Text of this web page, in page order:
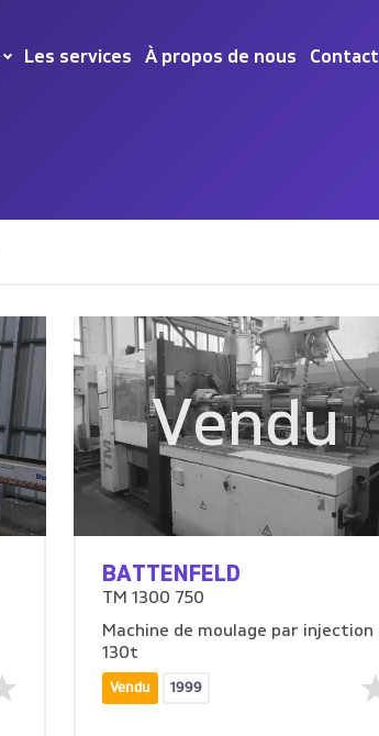
Les services À propos de nous Contact
Vendu
BATTENFELD
TM 1300 750
Machine de moulage par injection
130t
Vendu 1999